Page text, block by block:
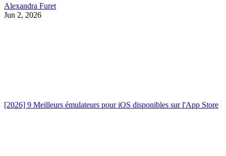
Alexandra Furet
Jun 2, 2026
[2026] 9 Meilleurs émulateurs pour iOS disponibles sur l'App Store